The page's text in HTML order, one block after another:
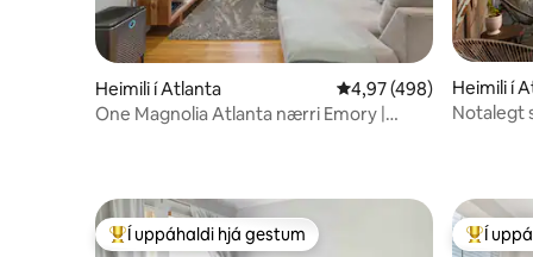
Heimili í Atlanta 4,97 af 5 í
4,97 (498)
One Magnolia Atlanta nærri Emory |
Heimili í
Notalegt
Í mestu uppáhaldi hjá gestum
Í uppáhaldi hjá gestum Í mestu
Í